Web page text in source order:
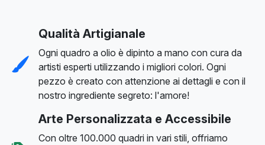
Qualità Artigianale
Ogni quadro a olio è dipinto a mano con cura da
artisti esperti utilizzando i migliori colori. Ogni
pezzo è creato con attenzione ai dettagli e con il
nostro ingrediente segreto: l'amore!
Arte Personalizzata e Accessibile
Con oltre 100.000 quadri in vari stili, offriamo